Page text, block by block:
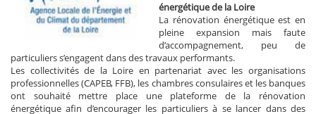
énergétique de la Loire
La rénovation énergétique est en
pleine expansion mais faute
d’accompagnement, peu de
particuliers s’engagent dans des travaux performants.
Les collectivités de la Loire en partenariat avec les organisations
professionnelles (CAPEB, FFB), les chambres consulaires et les banques
ont souhaité mettre place une plateforme de la rénovation
énergétique afin d’encourager les particuliers à se lancer dans des